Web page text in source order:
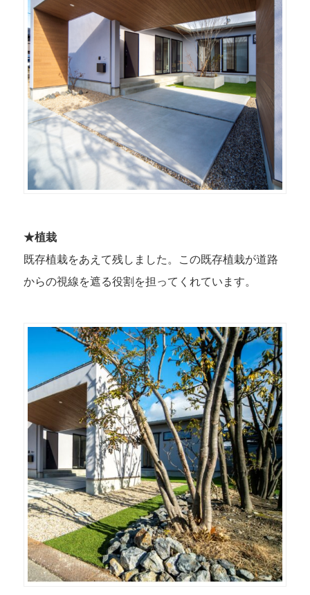
★植栽
既存植栽をあえて残しました。この既存植栽が道路
からの視線を遮る役割を担ってくれています。